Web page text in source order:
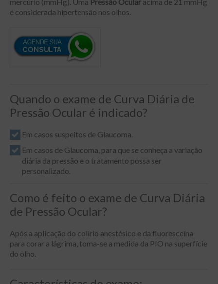
é considerada hipertensão nos olhos.
Quando o exame de Curva Diária de
Pressão Ocular é indicado?
Em casos suspeitos de Glaucoma.
Em casos de Glaucoma, para que se conheça a variação
diária da pressão e o tratamento possa ser
personalizado.
Como é feito o exame de Curva Diária
de Pressão Ocular?
Após a aplicação do colírio anestésico e da fluoresceína
para corar a lágrima, toma-se a medida da PIO na superfície
do olho.